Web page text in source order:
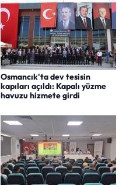
Osmancık'ta dev tesisin
kapıları açıldı: Kapalı yüzme
havuzu hizmete girdi